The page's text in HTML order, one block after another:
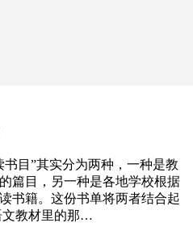
目”其实分为两种，一种是教
篇目，另一种是各地学校根据
书籍。这份书单将两者结合起
文教材里的那…